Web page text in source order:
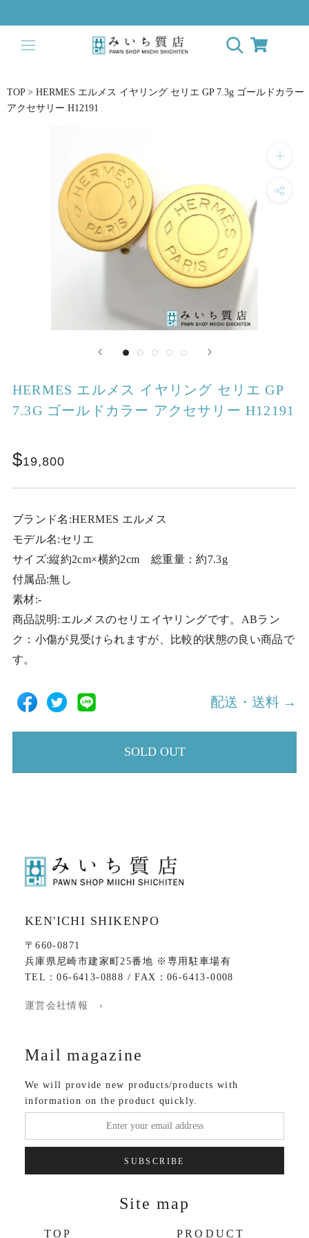
to
content
TOP > HERMES エルメス イヤリング セリエ GP 7.3g ゴールドカラー
アクセサリー H12191
HERMES エルメス イヤリング セリエ GP
7.3G ゴールドカラー アクセサリー H12191
19,800
ブランド名:HERMES エルメス
モデル名:セリエ
サイズ:縦約2cm×横約2cm 総重量：約7.3g
付属品:無し
素材:-
商品説明:エルメスのセリエイヤリングです。ABラン
ク：小傷が見受けられますが、比較的状態の良い商品で
す。
配送・送料 →
SOLD OUT
KEN'ICHI SHIKENPO
〒660-0871
兵庫県尼崎市建家町25番地 ※専用駐車場有
TEL：06-6413-0888 / FAX：06-6413-0008
運営会社情報 ›
Mail magazine
We will provide new products/products with
information on the product quickly.
SUBSCRIBE
Site map
TOP PRODUCT